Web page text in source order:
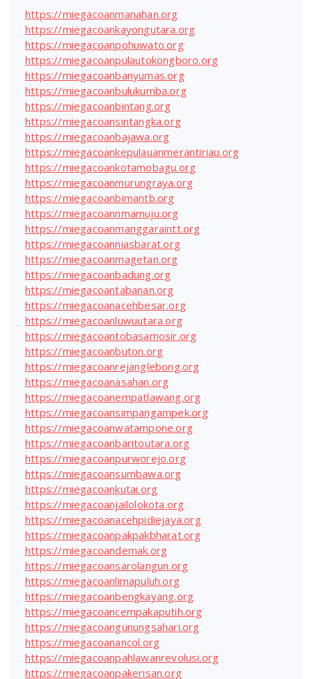
https://miegacoanmanahan.org
https://miegacoankayongutara.org
https://miegacoanpohuwato.org
https://miegacoanpulautokongboro.org
https://miegacoanbanyumas.org
https://miegacoanbulukumba.org
https://miegacoanbintang.org
https://miegacoansintangka.org
https://miegacoanbajawa.org
https://miegacoankepulauanmerantiriau.org
https://miegacoankotamobagu.org
https://miegacoanmurungraya.org
https://miegacoanbimantb.org
https://miegacoannmamuju.org
https://miegacoanmanggaraintt.org
https://miegacoanniasbarat.org
https://miegacoanmagetan.org
https://miegacoanbadung.org
https://miegacoantabanan.org
https://miegacoanacehbesar.org
https://miegacoanluwuutara.org
https://miegacoantobasamosir.org
https://miegacoanbuton.org
https://miegacoanrejanglebong.org
https://miegacoanasahan.org
https://miegacoanempatlawang.org
https://miegacoansimpangampek.org
https://miegacoanwatampone.org
https://miegacoanbaritoutara.org
https://miegacoanpurworejo.org
https://miegacoansumbawa.org
https://miegacoankutai.org
https://miegacoanjailolokota.org
https://miegacoanacehpidiejaya.org
https://miegacoanpakpakbharat.org
https://miegacoandemak.org
https://miegacoansarolangun.org
https://miegacoanlimapuluh.org
https://miegacoanbengkayang.org
https://miegacoancempakaputih.org
https://miegacoangunungsahari.org
https://miegacoanancol.org
https://miegacoanpahlawanrevolusi.org
https://miegacoanpakerisan.org